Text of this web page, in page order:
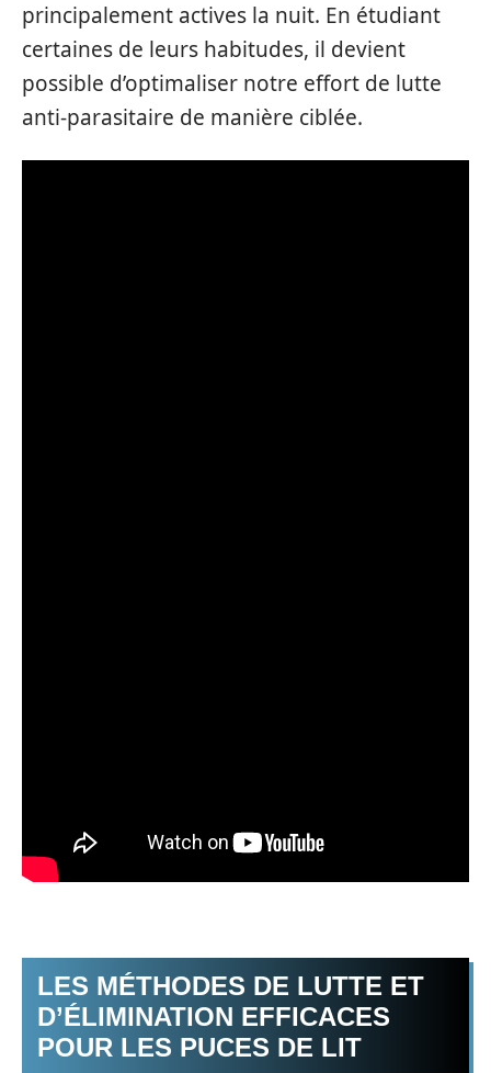
principalement actives la nuit. En étudiant
certaines de leurs habitudes, il devient
possible d’optimaliser notre effort de lutte
anti-parasitaire de manière ciblée.
LES MÉTHODES DE LUTTE ET
D’ÉLIMINATION EFFICACES
POUR LES PUCES DE LIT